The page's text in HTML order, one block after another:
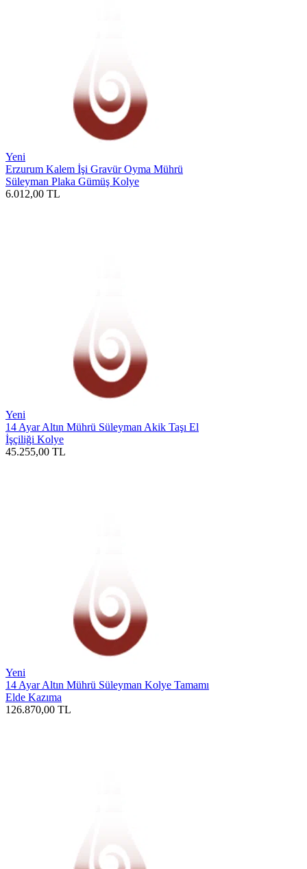
Yeni
Erzurum Kalem İşi Gravür Oyma Mührü
Süleyman Plaka Gümüş Kolye
6.012,00 TL
Yeni
14 Ayar Altın Mührü Süleyman Akik Taşı El
İşçiliği Kolye
45.255,00 TL
Yeni
14 Ayar Altın Mührü Süleyman Kolye Tamamı
Elde Kazıma
126.870,00 TL